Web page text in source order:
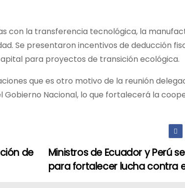
con la transferencia tecnológica, la
Se presentaron incentivos de deducción
para proyectos de transición ecológica.
que es otro motivo de la reunión
Nacional, lo que fortalecerá la
Ministros de Ecuador y Perú
para fortalecer lucha contra
de